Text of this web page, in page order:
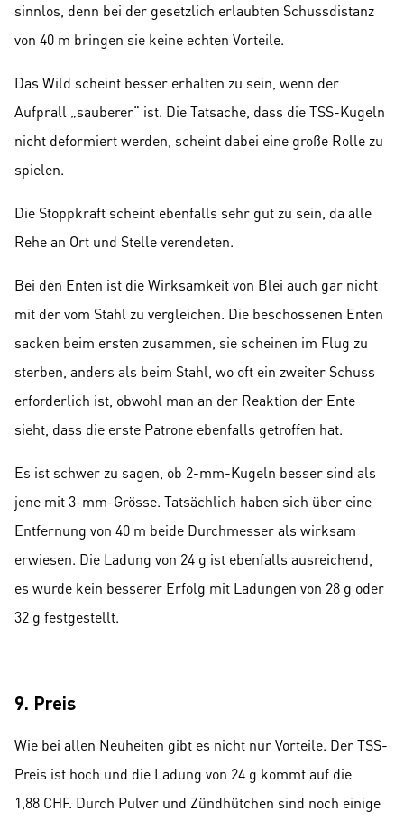
sinnlos, denn bei der gesetzlich erlaubten Schussdistanz
von 40 m bringen sie keine echten Vorteile.
Das Wild scheint besser erhalten zu sein, wenn der
Aufprall „sauberer“ ist. Die Tatsache, dass die TSS-Kugeln
nicht deformiert werden, scheint dabei eine große Rolle zu
spielen.
Die Stoppkraft scheint ebenfalls sehr gut zu sein, da alle
Rehe an Ort und Stelle verendeten.
Bei den Enten ist die Wirksamkeit von Blei auch gar nicht
mit der vom Stahl zu vergleichen. Die beschossenen Enten
sacken beim ersten zusammen, sie scheinen im Flug zu
sterben, anders als beim Stahl, wo oft ein zweiter Schuss
erforderlich ist, obwohl man an der Reaktion der Ente
sieht, dass die erste Patrone ebenfalls getroffen hat.
Es ist schwer zu sagen, ob 2-mm-Kugeln besser sind als
jene mit 3-mm-Grösse. Tatsächlich haben sich über eine
Entfernung von 40 m beide Durchmesser als wirksam
erwiesen. Die Ladung von 24 g ist ebenfalls ausreichend,
es wurde kein besserer Erfolg mit Ladungen von 28 g oder
32 g festgestellt.
9. Preis
Wie bei allen Neuheiten gibt es nicht nur Vorteile. Der TSS-
Preis ist hoch und die Ladung von 24 g kommt auf die
1,88 CHF. Durch Pulver und Zündhütchen sind noch einige